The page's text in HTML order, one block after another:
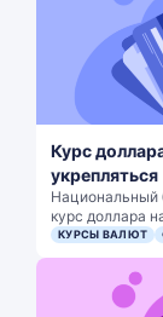
Курс
укрепляться
Национальный
курс доллара
КУРСЫ ВАЛЮТ